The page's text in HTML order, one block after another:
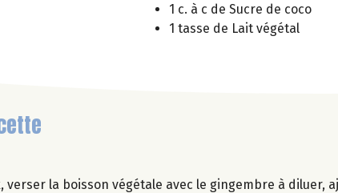
1 c. à c de Sucre de coco
1 tasse de Lait végétal
verser la boisson végétale avec le gingembre à diluer,